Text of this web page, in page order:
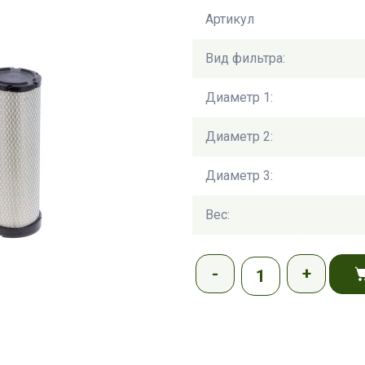
Артикул
Вид фильтра:
Диаметр 1:
Диаметр 2:
Диаметр 3:
Вес: